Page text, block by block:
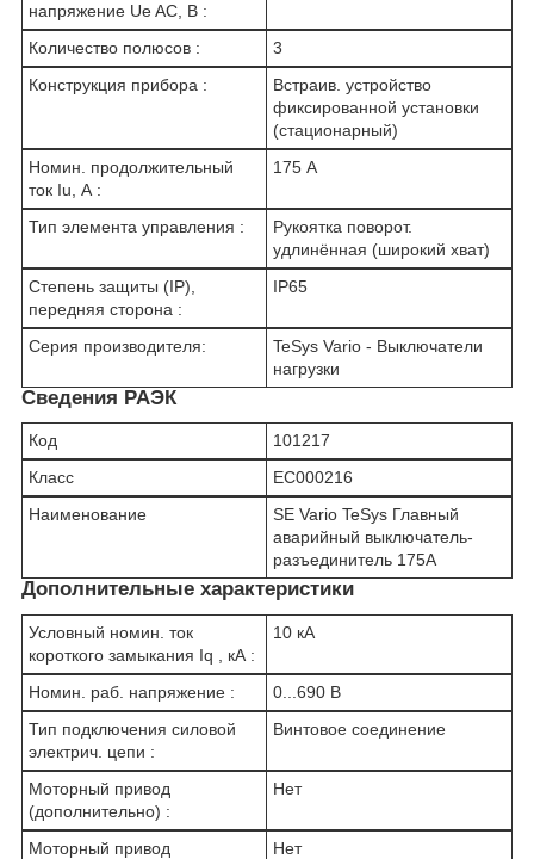
напряжение Ue AC, В :
Количество полюсов :
3
Конструкция прибора :
Встраив. устройство
фиксированной установки
(стационарный)
Номин. продолжительный
ток Iu, А :
175 А
Тип элемента управления :
Рукоятка поворот.
удлинённая (широкий хват)
Степень защиты (IP),
передняя сторона :
IP65
Серия производителя:
TeSys Vario - Выключатели
нагрузки
Сведения РАЭК
Код
101217
Класс
EC000216
Наименование
SE Vario TeSys Главный
аварийный выключатель-
разъединитель 175A
Дополнительные характеристики
Условный номин. ток
короткого замыкания Iq , кА :
10 кА
Номин. раб. напряжение :
0...690 В
Тип подключения силовой
электрич. цепи :
Винтовое соединение
Моторный привод
(дополнительно) :
Нет
Моторный привод Нет